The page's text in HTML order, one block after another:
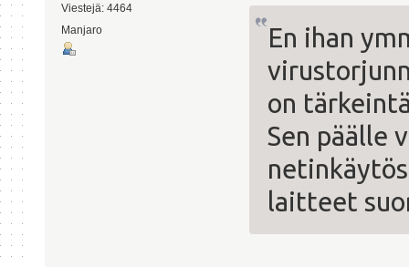
Viestejä: 4464
Manjaro
En ihan
on
Sen päälle
laitteet